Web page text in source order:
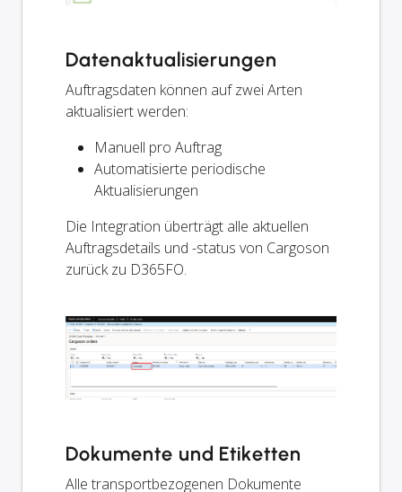
Datenaktualisierungen
Auftragsdaten können auf zwei Arten
aktualisiert werden:
Manuell pro Auftrag
Automatisierte periodische
Aktualisierungen
Die Integration überträgt alle aktuellen
Auftragsdetails und -status von Cargoson
zurück zu D365FO.
Dokumente und Etiketten
Alle transportbezogenen Dokumente